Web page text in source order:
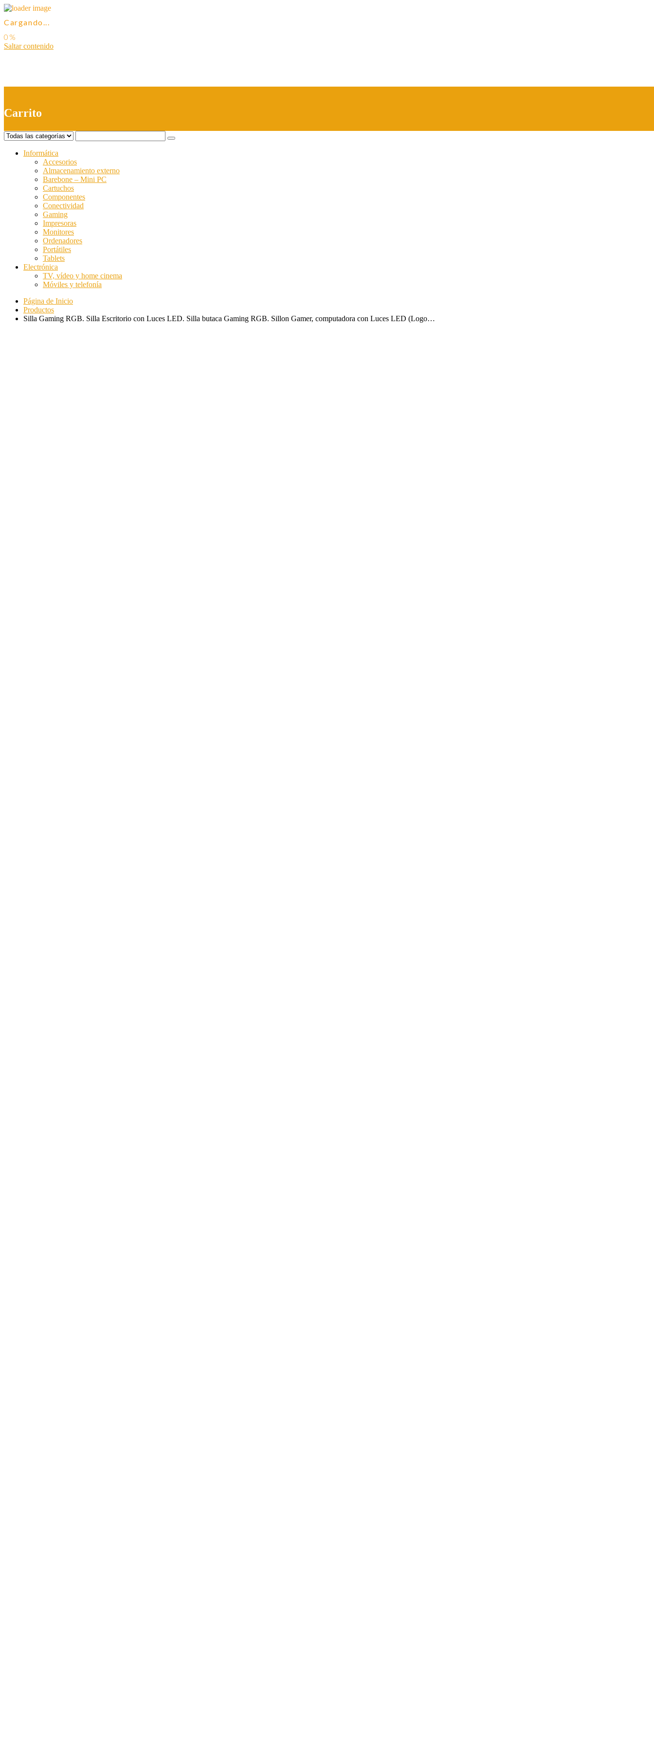
Cargando...
Saltar contenido
Carrito
Informática
Accesorios
Almacenamiento externo
Barebone – Mini PC
Cartuchos
Componentes
Conectividad
Gaming
Impresoras
Monitores
Ordenadores
Portátiles
Tablets
Electrónica
TV, vídeo y home cinema
Móviles y telefonía
Página de Inicio
Productos
Silla Gaming RGB. Silla Escritorio con Luces LED. Silla butaca Gaming RGB. Sillon Gamer, computadora con Luces LED (Logo…